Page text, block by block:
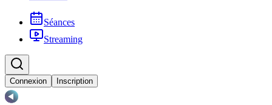
Séances
Streaming
Connexion Inscription